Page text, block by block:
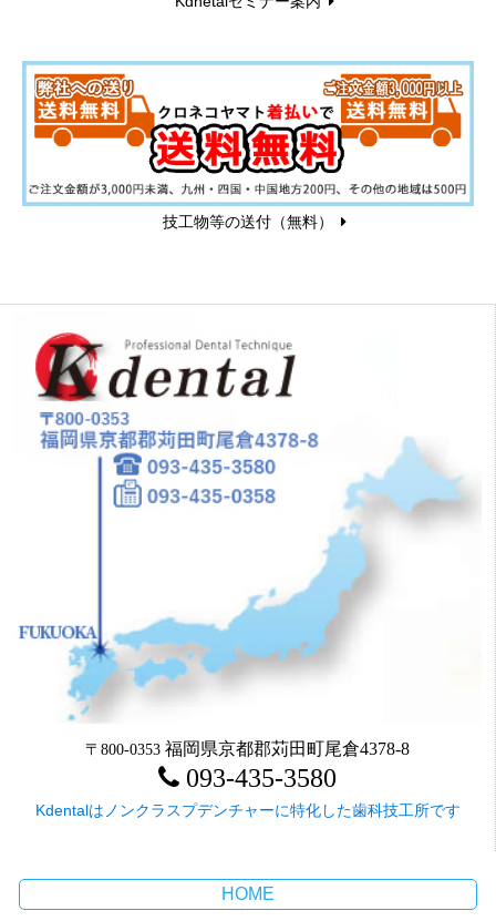
技工物等の送付（無料）
〒800-0353 福岡県京都郡苅田町尾倉4378-8
093-435-3580
Kdentalはノンクラスプデンチャーに特化した歯科技工所です
HOME